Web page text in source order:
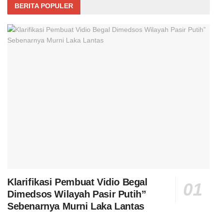
BERITA POPULER
Klarifikasi Pembuat Vidio Begal
Dimedsos Wilayah Pasir Putih”
Sebenarnya Murni Laka Lantas